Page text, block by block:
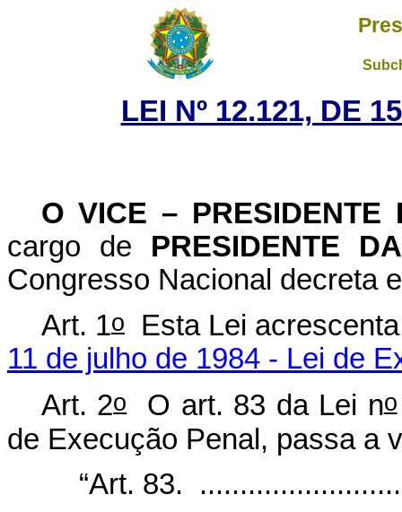
LEI Nº 12.121, DE
O VICE –
cargo de PRESIDENTE
Congresso Nacional decreta
Art. 1oEsta Lei
11 de julho de 1984 - Lei de
Art. 2oO art. 83 da Lei no
de Execução Penal, passa a
“Art. 83.